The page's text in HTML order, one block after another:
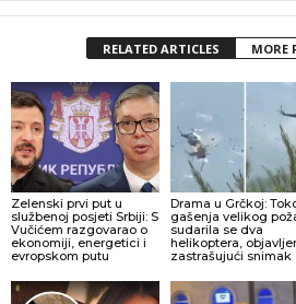
RELATED ARTICLES MORE
Zelenski prvi put u
službenoj posjeti Srbiji: S
Vučićem razgovarao o
ekonomiji, energetici i
evropskom putu
Drama u Grčkoj:
gašenja velikog
sudarila se dva
helikoptera,
zastrašujući snimak